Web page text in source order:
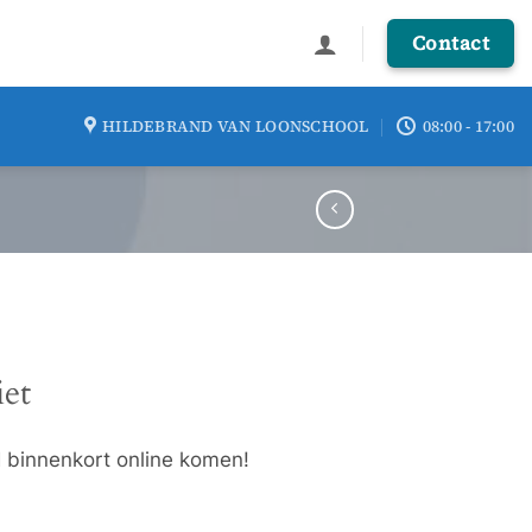
Contact
HILDEBRAND VAN LOONSCHOOL 08:00 - 17:00
online komen!